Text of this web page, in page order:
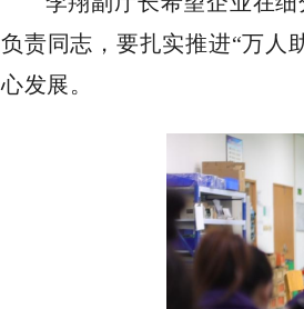
负责同志，要扎实推进“万人
心发展。